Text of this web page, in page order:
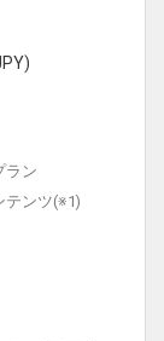
ラン
テンツ(※1)